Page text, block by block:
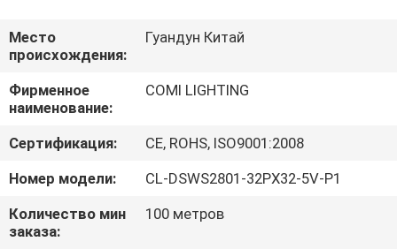
НАС
ПУТЕШЕСТВИЕ
ФАБРИКИ
ПРОВЕРКА
КАЧЕСТВА
Место
происхождения:
Гуандун Китай
Фирменное
наименование:
COMI LIGHTING
Сертификация:
CE, ROHS, ISO9001:2008
Номер модели:
CL-DSWS2801-32PX32-5V-P1
Количество мин
заказа:
100 метров